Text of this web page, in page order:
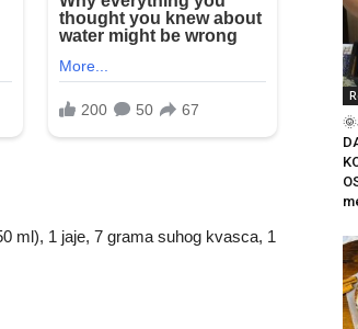
ml), 1 jaje, 7 grama suhog kvasca, 1